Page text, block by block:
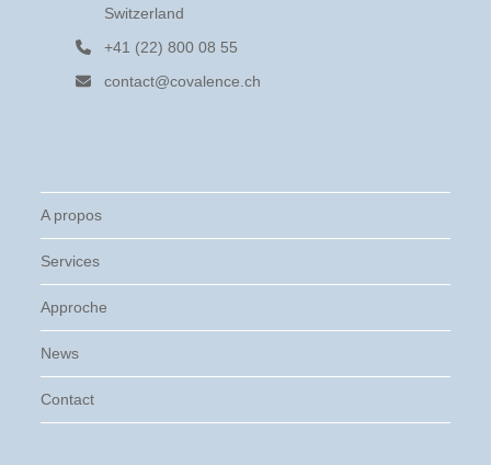
Switzerland
+41 (22) 800 08 55
contact@covalence.ch
A propos
Services
Approche
News
Contact